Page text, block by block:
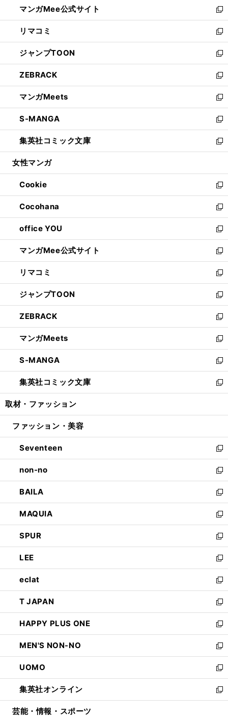
く
ド
ウ
で
開
く
ィ
ン
ド
ウ
で
開
く
い
ウ
ィ
ン
ド
ウ
で
開
く
マンガMee公式サイト
新
し
い
ウ
ィ
ン
ド
ウ
で
開
く
リマコミ
新
し
い
ウ
ィ
ン
ド
ウ
で
開
く
ジャンプTOON
新
し
い
ウ
ィ
ン
ド
ウ
で
開
ZEBRACK
新
し
い
ウ
ィ
ン
ド
ウ
開
く
マンガMeets
新
し
い
ウ
ィ
ン
ウ
で
開
く
S-MANGA
新
し
い
ウ
ン
ド
ウ
で
開
く
集英社コミック文庫
新
し
ウ
ィ
ン
ド
ウ
で
開
く
女性マンガ
Cookie
新
し
い
ウ
ィ
ン
ド
ウ
で
開
く
Cocohana
新
し
い
ウ
ィ
ン
ド
ウ
で
開
く
office YOU
新
し
い
ウ
ィ
ン
ド
ウ
で
開
く
マンガMee公式サイト
新
し
い
ウ
ィ
ン
ド
ウ
で
開
く
リマコミ
新
し
い
ウ
ィ
ン
ド
ウ
で
開
く
ジャンプTOON
新
し
い
ウ
ィ
ン
ド
ウ
で
開
ZEBRACK
新
し
い
ウ
ィ
ン
ド
ウ
開
マンガMeets
新
し
い
ウ
ィ
ン
ウ
開
く
S-MANGA
新
し
い
ウ
ン
ウ
で
開
く
集英社コミック文庫
新
し
ウ
ン
ド
ウ
で
開
く
取材・ファッション
ファッション・美容
Seventeen
新
し
い
ウ
ィ
ン
ド
ウ
で
開
く
non-no
新
し
い
ウ
ィ
ン
ド
ウ
で
開
く
BAILA
新
し
い
ウ
ィ
ン
ド
ウ
で
開
く
MAQUIA
新
し
い
ウ
ィ
ン
ド
ウ
で
開
く
SPUR
新
し
い
ウ
ィ
ン
ド
ウ
で
開
く
LEE
新
し
い
ウ
ィ
ン
ド
ウ
で
開
く
eclat
新
し
い
ウ
ィ
ン
ド
ウ
で
開
く
T JAPAN
新
し
い
ウ
ィ
ン
ド
ウ
で
開
HAPPY PLUS ONE
新
し
い
ウ
ィ
ン
ド
ウ
MEN'S NON-NO
新
し
い
ウ
ィ
ン
UOMO
新
し
い
ウ
集英社オンライン
新
し
芸能・情報・スポーツ